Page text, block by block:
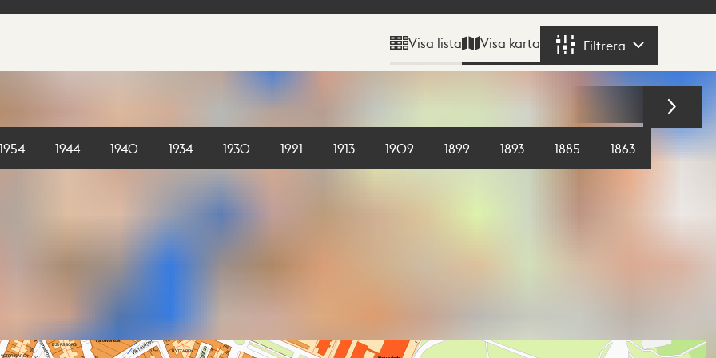
Visa lista Visa karta Filtrera
1954 1944 1940 1934 1930 1921 1913 1909 1899 1893 1885 1863 1855